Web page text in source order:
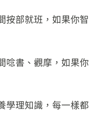
按部就班，如果你智
唸書、觀摩，如果你
學理知識，每一樣都